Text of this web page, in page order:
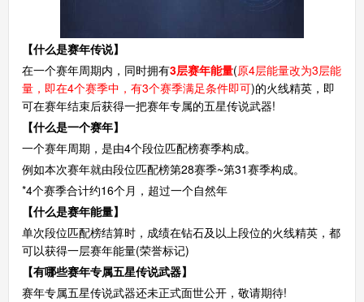
【什么是赛年传说】
在一个赛年周期内，同时拥有3层赛年能量(原4层能量改为3层能
量，即在4个赛季中，有3个赛季满足条件即可)的火线精英，即
可在赛年结束后获得一把赛年专属的五星传说武器!
【什么是一个赛年】
一个赛年周期，是由4个段位匹配榜赛季构成。
例如本次赛年就由段位匹配榜第28赛季~第31赛季构成。
*4个赛季合计约16个月，超过一个自然年
【什么是赛年能量】
单次段位匹配榜结算时，成绩在钻石及以上段位的火线精英，都
可以获得一层赛年能量(荣誉标记)
【有哪些赛年专属五星传说武器】
赛年专属五星传说武器还未正式面世公开，敬请期待!